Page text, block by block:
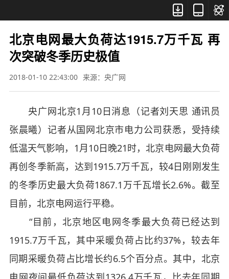



北京电网最大负荷达1915.7万千瓦 再
次突破冬季历史极值
2018-01-10 22:43:00 来源：央广网
央广网北京1月10日消息（记者刘天思 通讯员
张晨曦）记者从国网北京市电力公司获悉，受持续
低温天气影响，1月10日晚21时，北京电网最大负荷
再创冬季新高，达到1915.7万千瓦，较4日刚刚发生
的冬季历史最大负荷1867.1万千瓦增长2.6%。截至
目前，北京电网运行平稳。
“目前，北京地区电网冬季最大负荷已经达到
1915.7万千瓦，其中采暖负荷占比约37%，较去年
同期采暖负荷占比增长约6.5个百分点。其中，北京